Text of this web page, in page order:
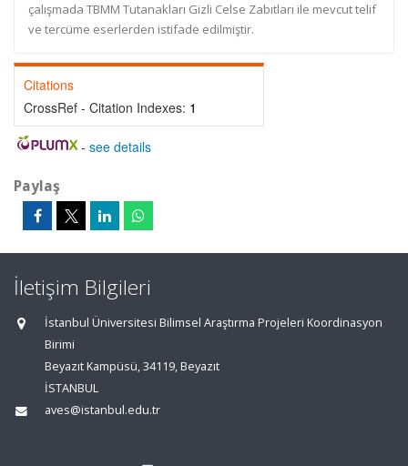
çalışmada TBMM Tutanakları Gizli Celse Zabıtları ile mevcut telif
ve tercüme eserlerden istifade edilmiştir.
Citations
CrossRef - Citation Indexes: 1
- see details
Paylaş
İletişim Bilgileri
İstanbul Üniversitesi Bilimsel Araştırma Projeleri Koordinasyon
Birimi
Beyazıt Kampüsü, 34119, Beyazıt
İSTANBUL
aves@istanbul.edu.tr